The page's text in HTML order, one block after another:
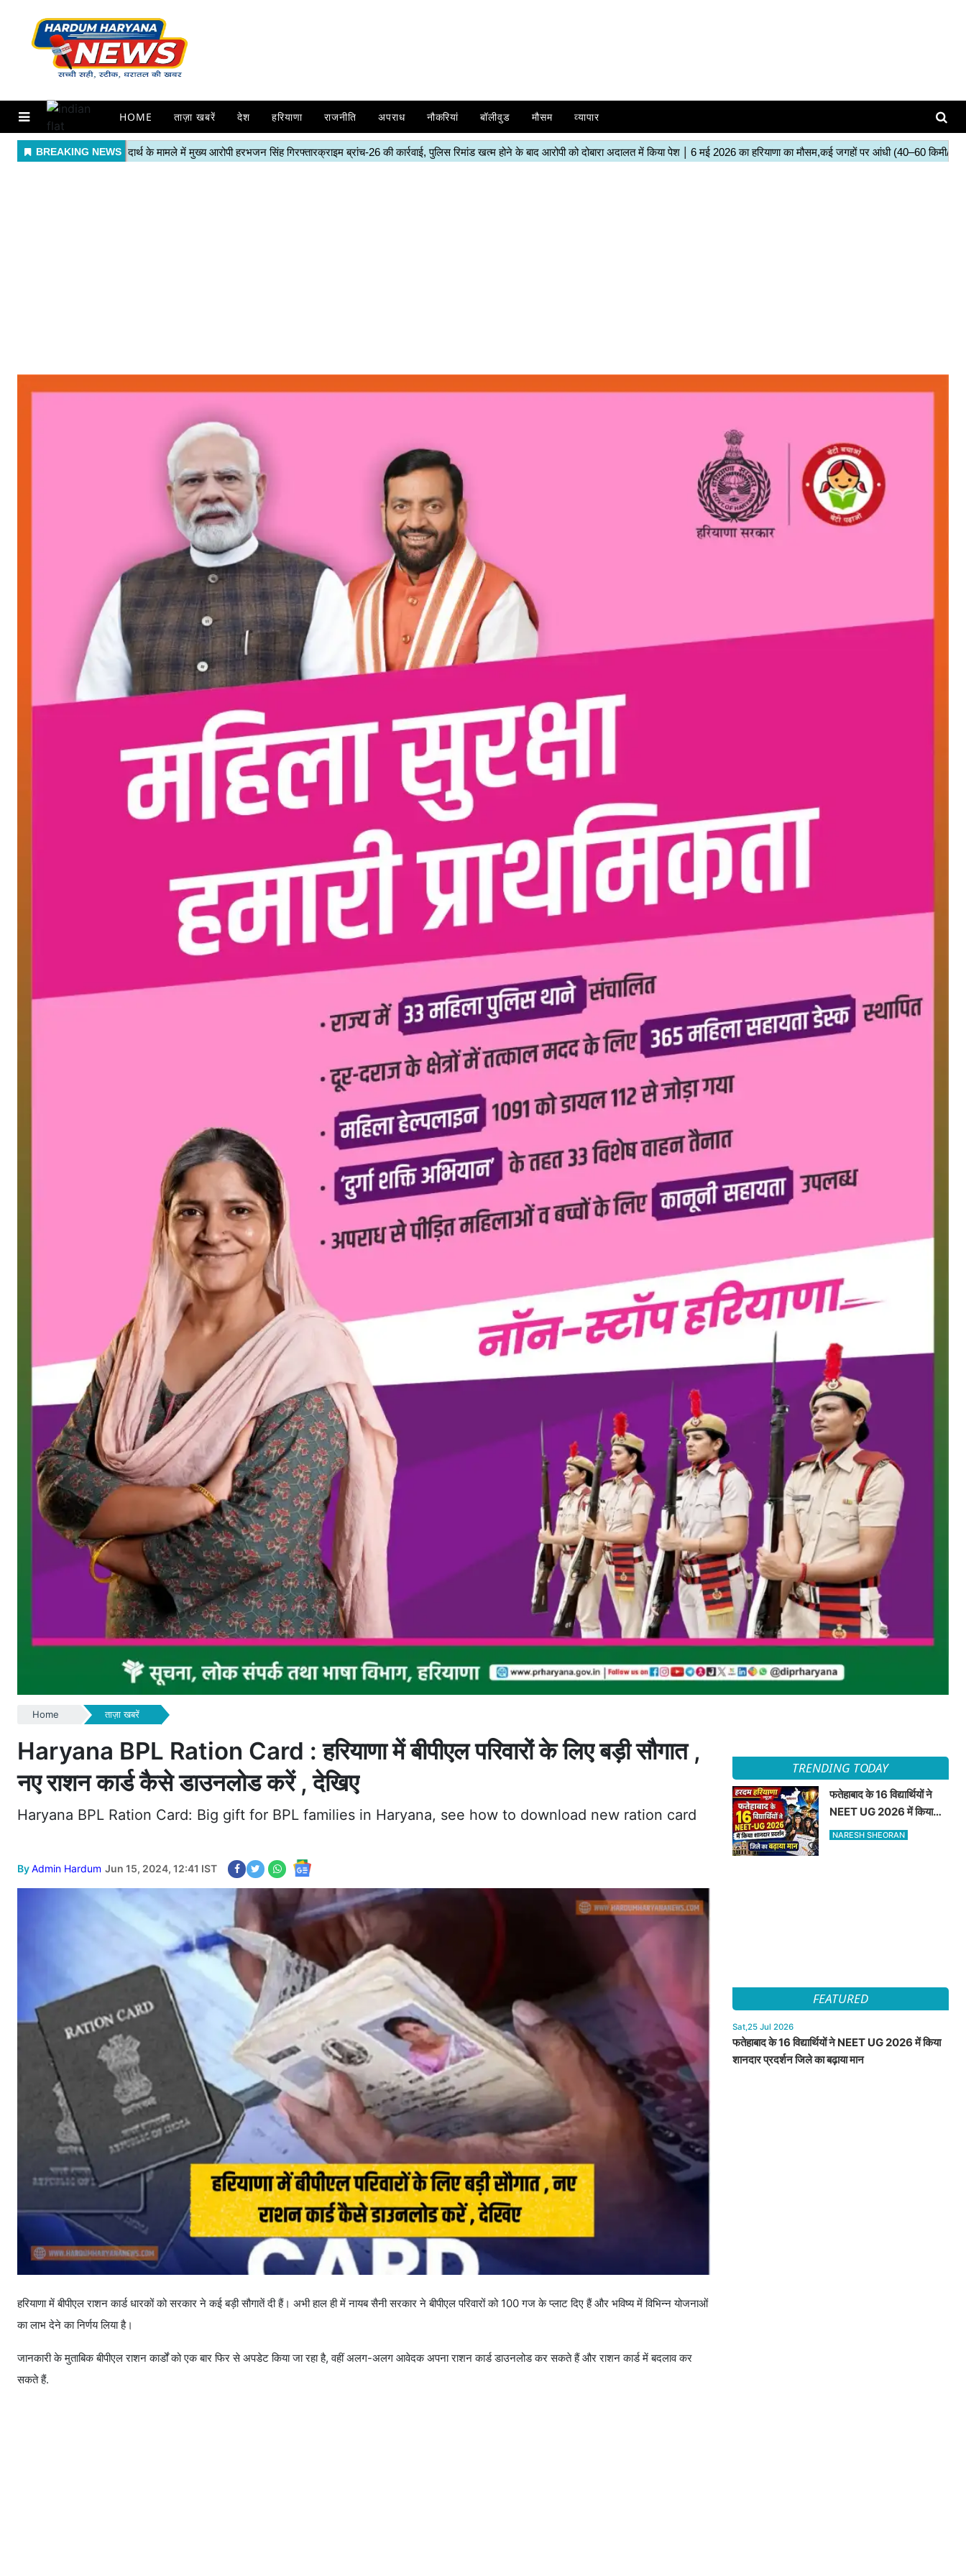
HOME ताज़ा खबरें देश हरियाणा राजनीति अपराध नौकरियां बॉलीवुड मौसम व्यापार
Home ताज़ा खबरें
Haryana BPL Ration Card : हरियाणा में बीपीएल परिवारों के लिए बड़ी सौगात ,
नए राशन कार्ड कैसे डाउनलोड करें , देखिए
Haryana BPL Ration Card: Big gift for BPL families in Haryana, see how to download new ration card
ByAdmin Hardum Jun 15, 2024, 12:41 IST
हरियाणा में बीपीएल राशन कार्ड धारकों को सरकार ने कई बड़ी सौगातें दी हैं। अभी हाल ही में नायब सैनी सरकार ने बीपीएल परिवारों को 100 गज के प्लाट दिए हैं और भविष्य में विभिन्न योजनाओं
का लाभ देने का निर्णय लिया है।
जानकारी के मुताबिक बीपीएल राशन कार्डों को एक बार फिर से अपडेट किया जा रहा है, वहीं अलग-अलग आवेदक अपना राशन कार्ड डाउनलोड कर सकते हैं और राशन कार्ड में बदलाव कर
सकते हैं.
TRENDING TODAY
फतेहाबाद के 16 विद्यार्थियों ने
NEET UG 2026 में किया
शानदार प्रदर्शन जिले का बढ़ाया
NARESH SHEORAN
FEATURED
Sat,25 Jul 2026
फतेहाबाद के 16 विद्यार्थियों ने NEET UG 2026 में किया
शानदार प्रदर्शन जिले का बढ़ाया मान